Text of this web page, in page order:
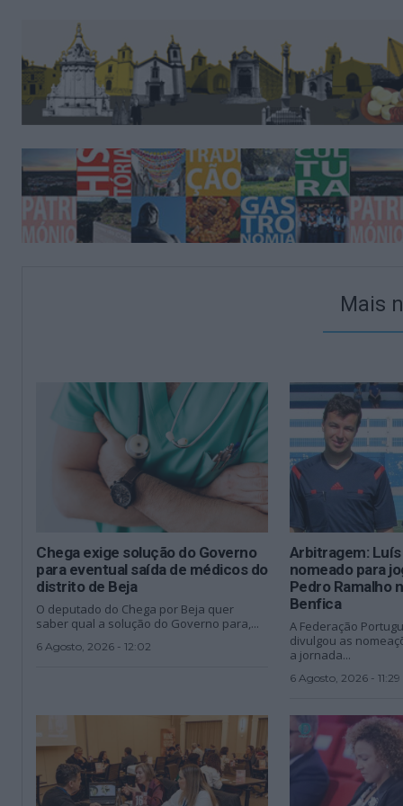
Mais
Chega exige solução do Governo
para eventual saída de médicos do
distrito de Beja
O deputado do Chega por Beja quer
saber qual a solução do Governo para,...
6 Agosto, 2026 - 12:02
Arbitragem:
nomeado para
Pedro Ramalho
Benfica
A Federação
divulgou as
a jornada...
6 Agosto, 2026 - 11:29